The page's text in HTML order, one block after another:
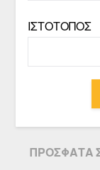
ΙΣΤΌΤΟΠΟΣ
ΠΡΌΣΦΑΤΑ